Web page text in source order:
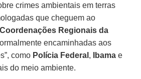
crimes ambientais em terras
que cheguem ao
Coordenações Regionais da
encaminhadas aos
como Polícia Federal , Ibama e
do meio ambiente.